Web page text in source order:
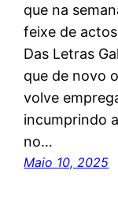
que na
feixe de
Das Letras
que de novo
volve
incumprindo
no…
Maio 10, 2025